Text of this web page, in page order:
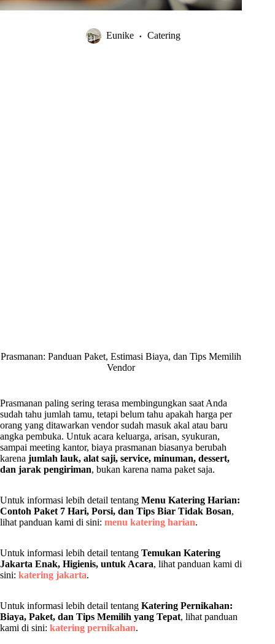
Eunike Catering
Prasmanan: Panduan Paket, Estimasi Biaya, dan Tips Memilih
Vendor
Prasmanan paling sering terasa membingungkan saat Anda
sudah tahu jumlah tamu, tetapi belum tahu apakah harga per
orang yang ditawarkan vendor sudah masuk akal atau baru
angka pembuka. Untuk acara keluarga, arisan, syukuran,
sampai meeting kantor, biaya prasmanan biasanya berubah
karena jumlah lauk, alat saji, service, minuman, dessert,
dan jarak pengiriman, bukan karena nama paket saja.
Untuk informasi lebih detail tentang Menu Katering Harian:
Contoh Paket 7 Hari, Porsi, dan Tips Biar Tidak Bosan,
lihat panduan kami di sini: menu katering harian.
Untuk informasi lebih detail tentang Temukan Katering
Jakarta Enak, Higienis, untuk Acara, lihat panduan kami di
sini: katering jakarta.
Untuk informasi lebih detail tentang Katering Pernikahan:
Biaya, Paket, dan Tips Memilih yang Tepat, lihat panduan
kami di sini: katering pernikahan.